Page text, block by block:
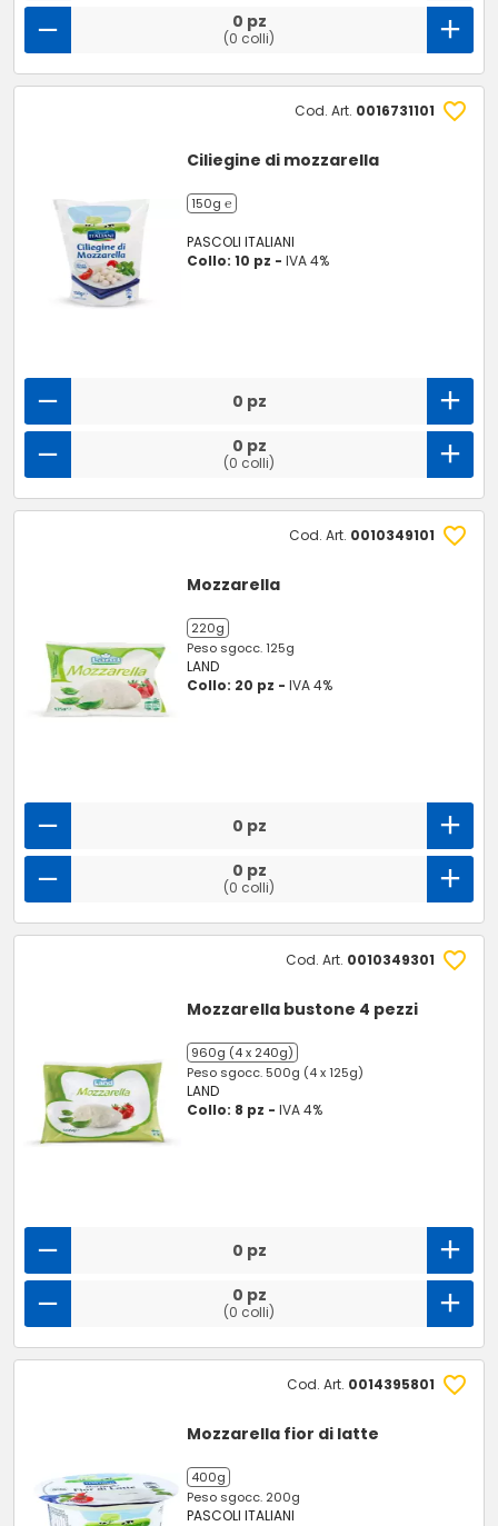
0 pz
(0 colli)
Cod. Art. 0016731101
Ciliegine di mozzarella
150g ℮
PASCOLI ITALIANI
Collo: 10 pz -IVA 4%
0 pz
0 pz
(0 colli)
Cod. Art. 0010349101
Mozzarella
220g
Peso sgocc. 125g
LAND
Collo: 20 pz -IVA 4%
0 pz
0 pz
(0 colli)
Cod. Art. 0010349301
Mozzarella bustone 4 pezzi
960g (4 x 240g)
Peso sgocc. 500g (4 x 125g)
LAND
Collo: 8 pz -IVA 4%
0 pz
0 pz
(0 colli)
Cod. Art. 0014395801
Mozzarella fior di latte
400g
Peso sgocc. 200g
PASCOLI ITALIANI